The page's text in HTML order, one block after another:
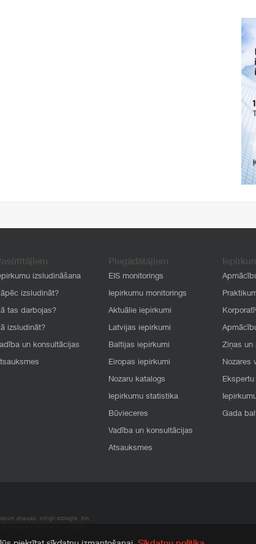
izsludināšana
izsludināt?
tas darbojas?
izsludināt?
un konsultācijas
Piegādātājiem
EIS monitorings
Iepirkumu monitorings
Aktuālie iepirkumi
Latvijas iepirkumi
Baltijas iepirkumi
Eiropas iepirkumi
Nozaru katalogs
Iepirkumu statistika
Būvieceres
Vadība un konsultācijas
Atsauksmes
Ziņas un
Nozares
Gada
atļaujas, stingri aizliegta. SIA